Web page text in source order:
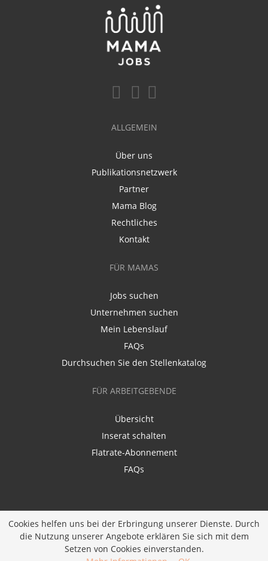
ALLGEMEIN
Über uns
Publikationsnetzwerk
Partner
Mama Blog
Rechtliches
Kontakt
FÜR MAMAS
Jobs suchen
Unternehmen suchen
Mein Lebenslauf
FAQs
Durchsuchen Sie den Stellenkatalog
FÜR ARBEITGEBENDE
Übersicht
Inserat schalten
Flatrate-Abonnement
FAQs
Ein Unternehmen derDiversity Job Group GmbH
Cookies helfen uns bei der Erbringung unserer Dienste. Durch
die Nutzung unserer Angebote erklären Sie sich mit dem
Setzen von Cookies einverstanden.